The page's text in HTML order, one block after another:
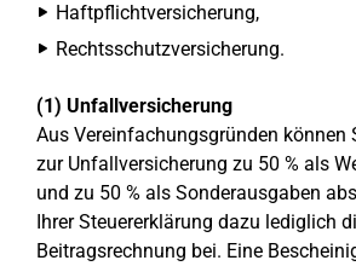
Haftpflichtversicherung,
Rechtsschutzversicherung.
(1) Unfallversicherung
Aus Vereinfachungsgründen können
zur Unfallversicherung zu 50 % als
und zu 50 % als Sonderausgaben
Ihrer Steuererklärung dazu lediglich
Beitragsrechnung bei. Eine